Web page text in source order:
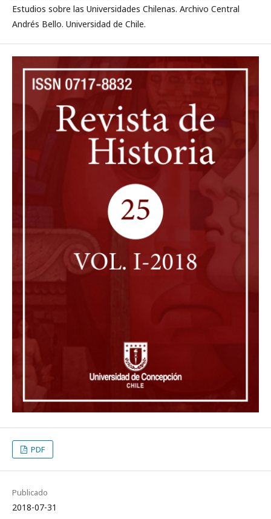
Estudios sobre las Universidades Chilenas. Archivo Central
Andrés Bello. Universidad de Chile.
PDF
Publicado
2018-07-31